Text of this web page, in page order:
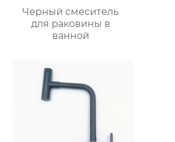
Черный смеситель
для раковины в
ванной